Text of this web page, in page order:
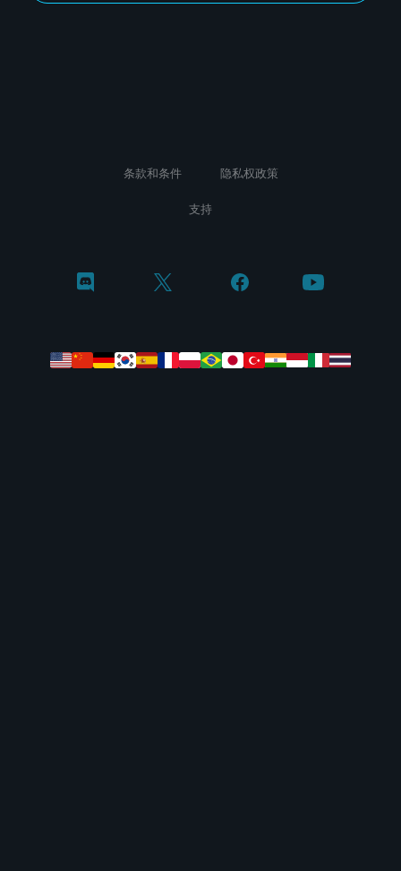
条款和条件 隐私权政策
支持